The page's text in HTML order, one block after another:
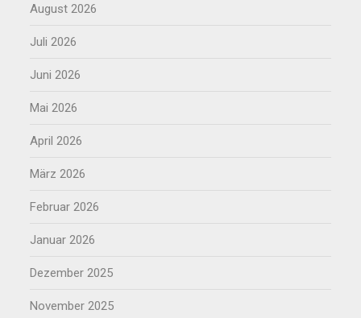
August 2026
Juli 2026
Juni 2026
Mai 2026
April 2026
März 2026
Februar 2026
Januar 2026
Dezember 2025
November 2025